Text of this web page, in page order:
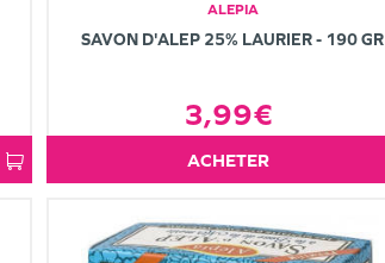
ALEPIA
SAVON D'ALEP 25% LAURIER - 190 GR
3,99€
ACHETER